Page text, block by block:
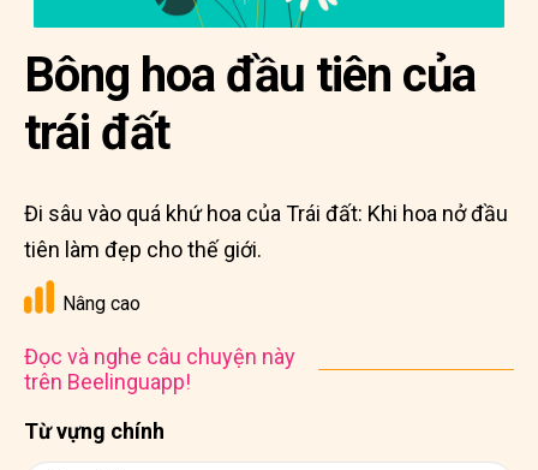
Từ vựng chính
Bông hoa đầu tiên của
trái đất
Đi sâu vào quá khứ hoa của Trái đất: Khi hoa nở đầu
tiên làm đẹp cho thế giới.
Nâng cao
Đọc và nghe câu chuyện này
trên Beelinguapp!